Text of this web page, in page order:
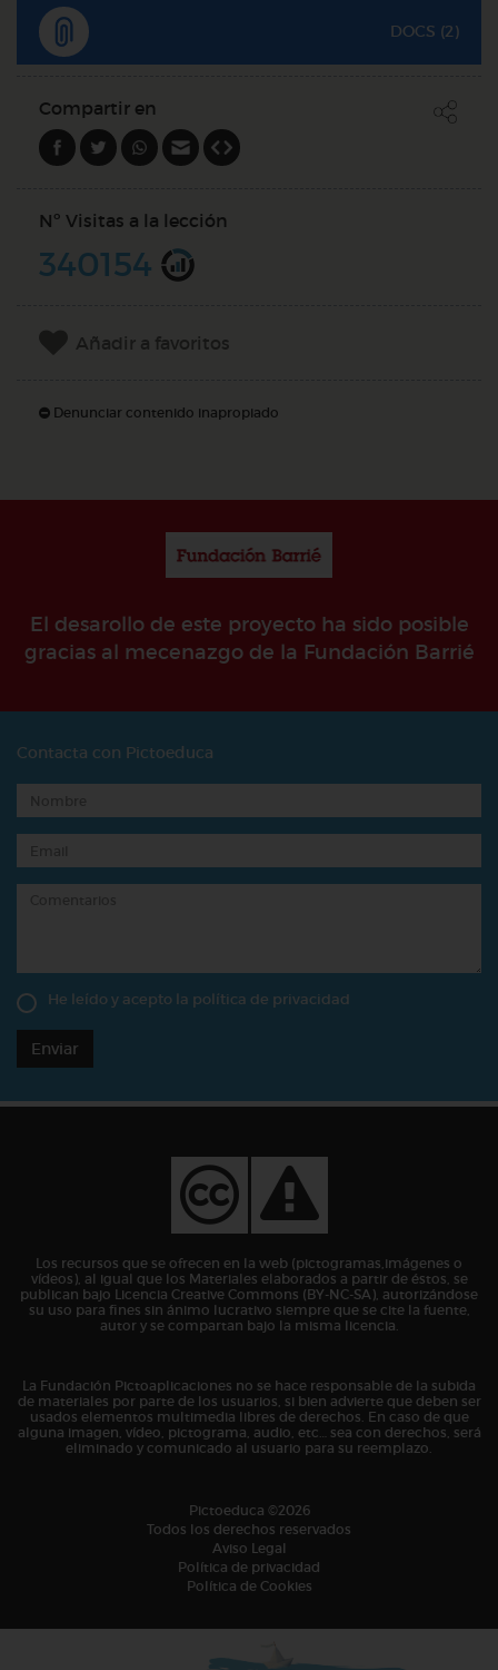
DOCS (2)
Compartir en
Nº Visitas a la lección
340154
Añadir a favoritos
Denunciar contenido inapropiado
El desarollo de este proyecto ha sido posible
gracias al mecenazgo de la Fundación Barrié
Contacta con Pictoeduca
He leído y acepto la política de privacidad
Enviar
Los recursos que se ofrecen en la web (pictogramas,imágenes o
vídeos), al igual que los Materiales elaborados a partir de éstos, se
publican bajo Licencia Creative Commons (BY-NC-SA), autorizándose
su uso para fines sin ánimo lucrativo siempre que se cite la fuente,
autor y se compartan bajo la misma licencia.
La Fundación Pictoaplicaciones no se hace responsable de la subida
de materiales por parte de los usuarios, si bien advierte que deben ser
usados elementos multimedia libres de derechos. En caso de que
alguna imagen, vídeo, pictograma, audio, etc… sea con derechos, será
eliminado y comunicado al usuario para su reemplazo.
Pictoeduca ©2026
Todos los derechos reservados
Aviso Legal
Política de privacidad
Política de Cookies